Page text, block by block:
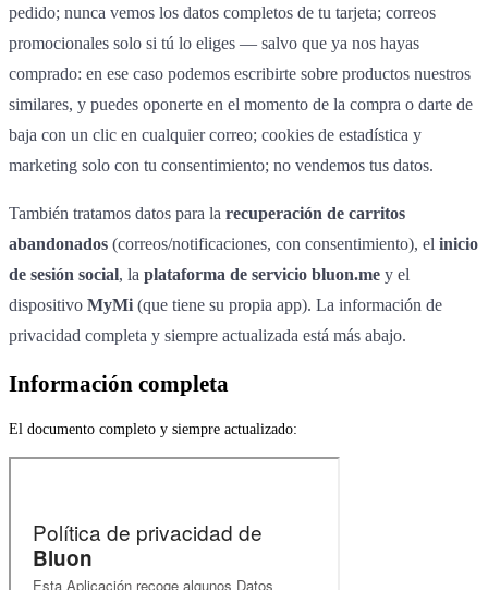
pedido; nunca vemos los datos completos de tu tarjeta; correos
promocionales solo si tú lo eliges — salvo que ya nos hayas
comprado: en ese caso podemos escribirte sobre productos nuestros
similares, y puedes oponerte en el momento de la compra o darte de
baja con un clic en cualquier correo; cookies de estadística y
marketing solo con tu consentimiento; no vendemos tus datos.
También tratamos datos para la recuperación de carritos
abandonados (correos/notificaciones, con consentimiento), el inicio
de sesión social, la plataforma de servicio bluon.me y el
dispositivo MyMi (que tiene su propia app). La información de
privacidad completa y siempre actualizada está más abajo.
Información completa
El documento completo y siempre actualizado: